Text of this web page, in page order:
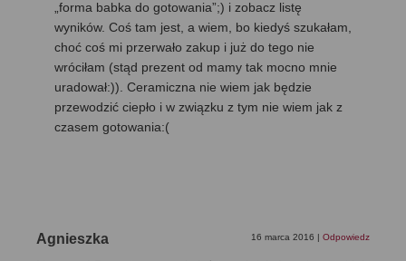
„forma babka do gotowania”;) i zobacz listę
wyników. Coś tam jest, a wiem, bo kiedyś szukałam,
choć coś mi przerwało zakup i już do tego nie
wróciłam (stąd prezent od mamy tak mocno mnie
uradował:)). Ceramiczna nie wiem jak będzie
przewodzić ciepło i w związku z tym nie wiem jak z
czasem gotowania:(
Agnieszka 16 marca 2016 | Odpowiedz